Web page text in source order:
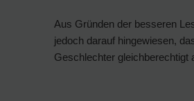
Aus Gründen der besseren
jedoch darauf hingewiesen,
Geschlechter gleichberechtigt